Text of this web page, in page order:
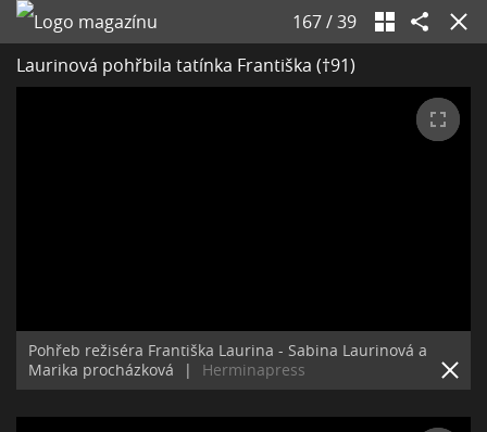
167/39
Laurinová pohřbila tatínka Františka (†91)
Pohřeb režiséra Františka Laurina - Sabina Laurinová a
Marika procházková
| Herminapress